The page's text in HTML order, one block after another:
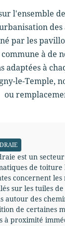
l'ensemble
par les
à
à
le-Temple,
ou
est un
de toiture
concernent les
sur les tuiles
autour des
de certaines
à proximité